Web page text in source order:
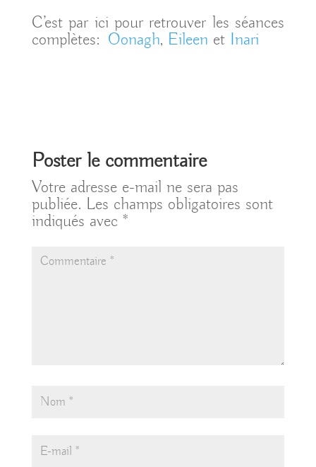
C’est par ici pour retrouver les séances
complètes: Oonagh, Eileen et Inari
Poster le commentaire
Votre adresse e-mail ne sera pas
publiée. Les champs obligatoires sont
indiqués avec *